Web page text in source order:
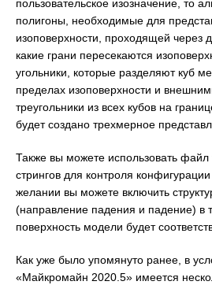
пользовательское изозначение, то
полигоны, необходимые для
изоповерхности, проходящей через
какие грани пересекаются
угольники, которые разделяют куб
пределах изоповерхности и
треугольники из всех кубов на
будет создано трехмерное
Также вы можете использовать
стрингов для контроля
желании вы можете включить
(направление падения и падение) в
поверхность модели будет
Как уже было упомянуто ранее, в
«Майкромайн 2020.5» имеется